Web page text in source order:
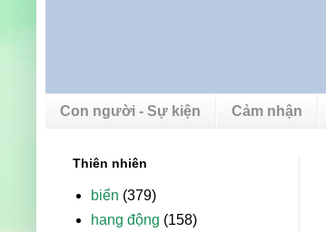
Con người - Sự kiện Cảm nhận
Thiên nhiên
biển (379)
hang động (158)